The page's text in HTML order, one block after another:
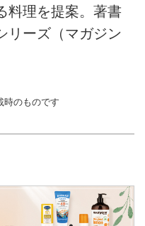
料理を提案。著書
リーズ（マガジン
時のものです